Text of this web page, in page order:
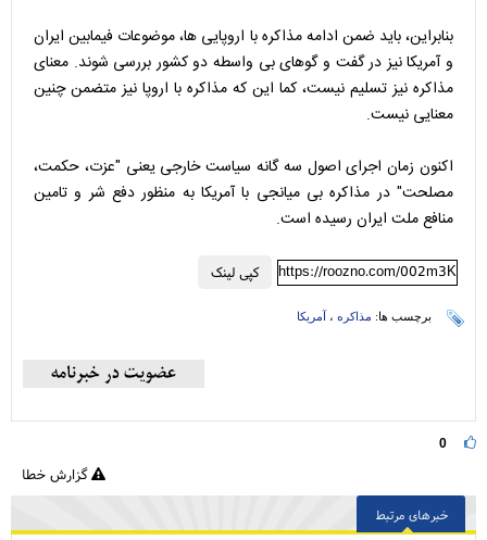
بنابراین، باید ضمن ادامه مذاکره با اروپایی ها، موضوعات فیمابین ایران
و آمریکا نیز در گفت و گوهای بی واسطه دو کشور بررسی شوند. معنای
مذاکره نیز تسلیم نیست، کما این که مذاکره با اروپا نیز متضمن چنین
معنایی نیست.
اکنون زمان اجرای اصول سه گانه سیاست خارجی یعنی "عزت، حکمت،
مصلحت" در مذاکره بی میانجی با آمریکا به منظور دفع شر و تامین
منافع ملت ایران رسیده است.
کپی لینک https://roozno.com/002m3K
برچسب ها: مذاکره ، آمریکا
0
گزارش خطا
خبرهای مرتبط